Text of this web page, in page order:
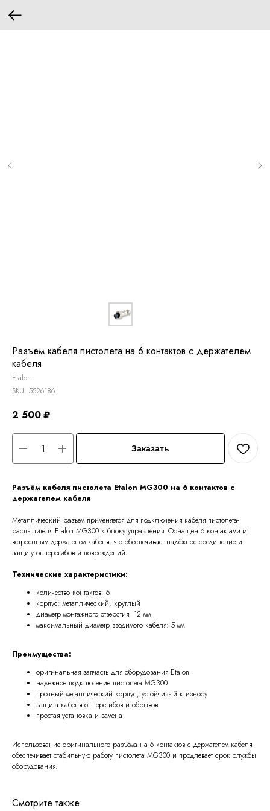
Разъем кабеля пистолета на 6 контактов с держателем
кабеля
Etalon
SKU: 5526186
2 500₽
Заказать
Разъём кабеля пистолета Etalon MG300 на 6 контактов с
держателем кабеля
Металлический разъём применяется для подключения кабеля пистолета-
распылителя Etalon MG300 к блоку управления. Оснащён 6 контактами и
встроенным держателем кабеля, что обеспечивает надёжное соединение и
защиту от перегибов и повреждений.
Технические характеристики:
количество контактов: 6
корпус: металлический, круглый
диаметр монтажного отверстия: 12 мм
максимальный диаметр вводимого кабеля: 5 мм
Преимущества:
оригинальная запчасть для оборудования Etalon
надёжное подключение пистолета MG300
прочный металлический корпус, устойчивый к износу
защита кабеля от перегибов и обрывов
простая установка и замена
Использование оригинального разъёма на 6 контактов с держателем кабеля
обеспечивает стабильную работу пистолета MG300 и продлевает срок службы
оборудования.
Смотрите также: